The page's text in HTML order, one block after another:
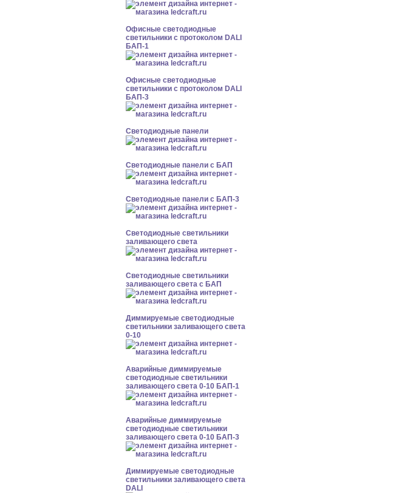
Офисные светодиодные
светильники с протоколом DALI
БАП-1
Офисные светодиодные
светильники с протоколом DALI
БАП-3
Cветодиодные панели
Cветодиодные панели с БАП
Cветодиодные панели с БАП-3
Светодиодные светильники
заливающего света
Светодиодные светильники
заливающего света с БАП
Диммируемые светодиодные
светильники заливающего света
0-10
Аварийные диммируемые
светодиодные светильники
заливающего света 0-10 БАП-1
Аварийные диммируемые
светодиодные светильники
заливающего света 0-10 БАП-3
Диммируемые светодиодные
светильники заливающего света
DALI